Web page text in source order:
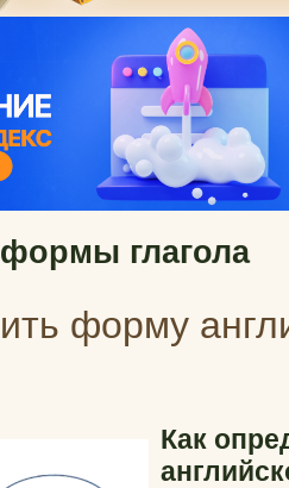
глагола
форму
Как